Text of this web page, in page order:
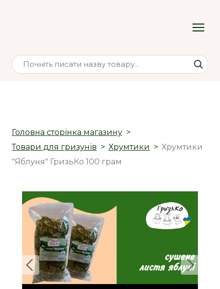
Головна сторінка магазину
Товари для гризунів
Хрумтики
Хрумтики
"Яблуня" ГризьКо 100 грам